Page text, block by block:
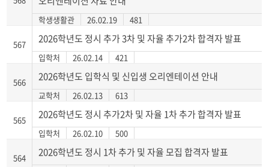
학생생활관 26.02.19 481
567 2026학년도 정시 추가 3차 및 자율 추가2차 합격자 발표
입학처 26.02.14 421
566 2026학년도 입학식 및 신입생 오리엔테이션 안내
교학처 26.02.13 613
565 2026학년도 정시 추가2차 및 자율 1차 추가 합격자 발표
입학처 26.02.10 500
564 2026학년도 정시 1차 추가 및 자율 모집 합격자 발표